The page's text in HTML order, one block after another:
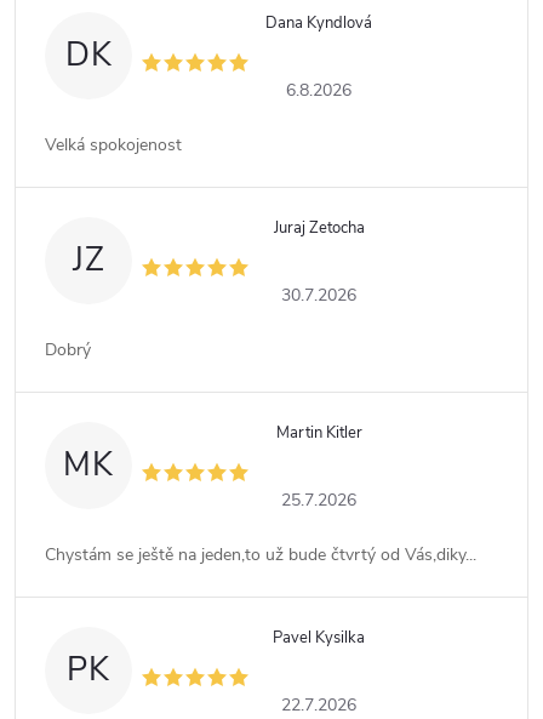
DK
Dana Kyndlová
6.8.2026
Velká spokojenost
JZ
Juraj Zetocha
30.7.2026
Dobrý
MK
Martin Kitler
25.7.2026
Chystám se ještě na jeden,to už bude čtvrtý od Vás,diky...
PK
Pavel Kysilka
22.7.2026